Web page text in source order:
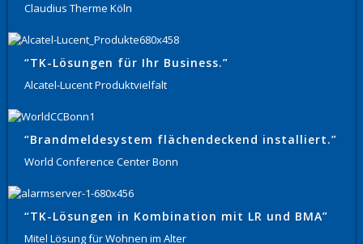
Claudius Therme Köln
“TK-Lösungen für Ihr Business.”
Alcatel-Lucent Produktvielfalt
“Brandmeldesystem flächendeckend installiert.”
World Conference Center Bonn
“TK-Lösungen in Kombination mit LR und BMA”
Mitel Lösung für Wohnen im Alter